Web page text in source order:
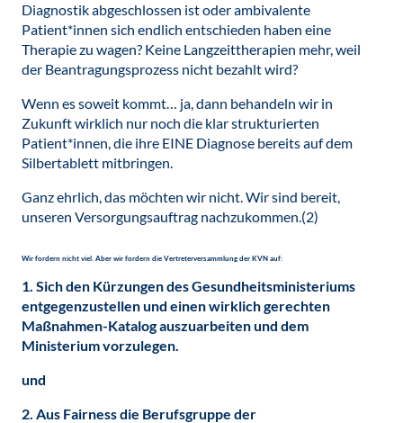
Diagnostik abgeschlossen ist oder ambivalente
Patient*innen sich endlich entschieden haben eine
Therapie zu wagen? Keine Langzeittherapien mehr, weil
der Beantragungsprozess nicht bezahlt wird?
Wenn es soweit kommt… ja, dann behandeln wir in
Zukunft wirklich nur noch die klar strukturierten
Patient*innen, die ihre EINE Diagnose bereits auf dem
Silbertablett mitbringen.
Ganz ehrlich, das möchten wir nicht. Wir sind bereit,
unseren Versorgungsauftrag nachzu­kommen.(2)
Wir fordern nicht viel. Aber wir fordern die Vertreterversammlung der KVN auf:
1. Sich den Kürzungen des Gesundheitsministeriums
entgegenzustellen und einen wirklich gerechten
Maßnahmen-Katalog auszuarbeiten und dem
Ministerium vorzulegen.
und
2. Aus Fairness die Berufsgruppe der